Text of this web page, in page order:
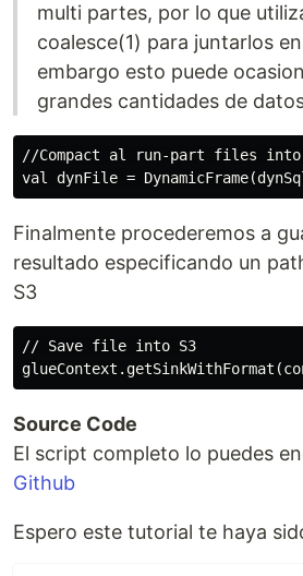
multi partes, por lo que
coalesce(1) para juntarlos
embargo esto puede
grandes cantidades de
//Compact al run-part files into
Finalmente procederemos a
resultado especificando un
S3
// Save file into S3
Source Code
El script completo lo puedes
Github
Espero este tutorial te haya